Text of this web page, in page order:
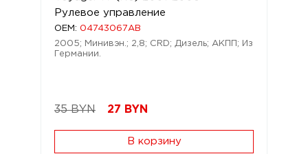
Рулевое управление
OEM: 04743067AB
2005; Минивэн.; 2,8; CRD; Дизель; АКПП; Из
Германии.
35 BYN 27 BYN
В корзину